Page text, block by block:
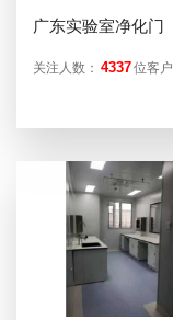
广东实验室净化门
关注人数： 4337位客户